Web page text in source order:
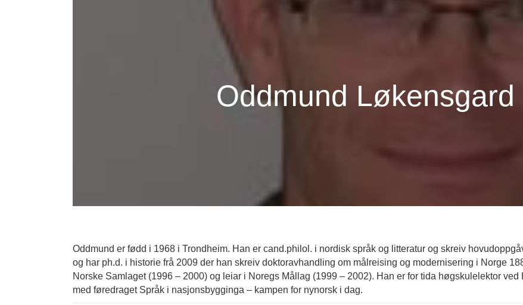
Oddmund Løkensgard
Oddmund er fødd i 1968 i Trondheim. Han er cand.philol. i nordisk språk og litteratur og skreiv
og har ph.d. i historie frå 2009 der han skreiv doktoravhandling om målreising og modernisering i Norge
Norske Samlaget (1996 – 2000) og leiar i Noregs Mållag (1999 – 2002). Han er for tida høgskulelektor
med føredraget Språk i nasjonsbygginga – kampen for nynorsk i dag.